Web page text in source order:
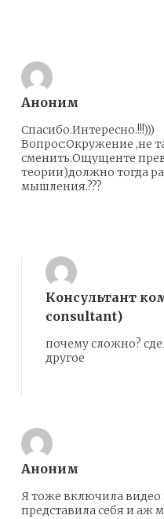
Аноним
Спасибо.Интересно.!!!)))
Вопрос:Окружение ,не
сменить.Ощущенте
теории)должно тогда
мышления.???
Консультант
consultant)
почему сложно?
другое
Аноним
Я тоже включила видео
представила себя и аж